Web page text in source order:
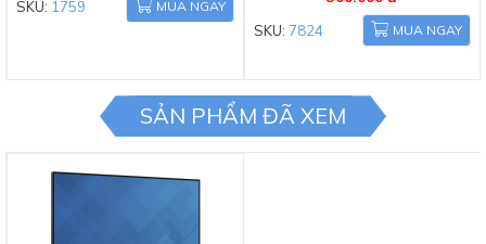
SKU: 1759 MUA NGAY
SKU: 7824 MUA NGAY
SẢN PHẨM ĐÃ XEM